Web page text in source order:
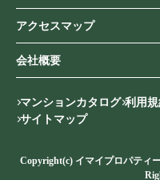
アクセスマップ
会社概要
マンションカタログ 利用
サイトマップ
Copyright(c) イマイプロパティ